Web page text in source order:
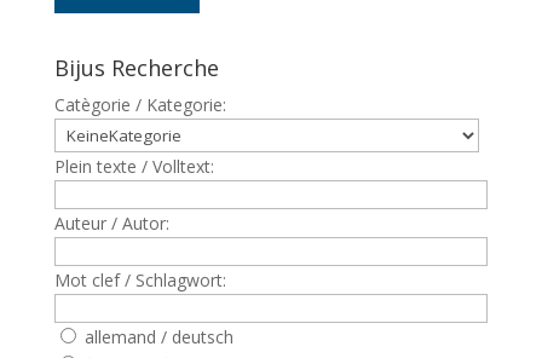
Bijus Recherche
Catègorie / Kategorie:
Plein texte / Volltext:
Auteur / Autor:
Mot clef / Schlagwort:
allemand / deutsch